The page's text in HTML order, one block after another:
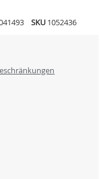
SKU 1052436